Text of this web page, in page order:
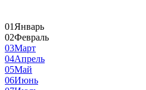
01 Январь
02Февраль
03Март
04Апрель
05Май
06Июнь